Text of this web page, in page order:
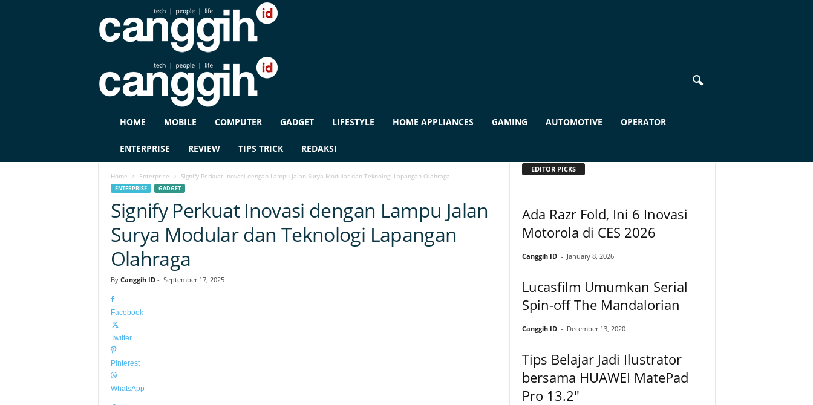
G
HOME MOBILE COMPUTER GADGET LIFESTYLE HOME APPLIANCES GAMING AUTOMOTIVE OPERATOR
ENTERPRISE REVIEW TIPS TRICK REDAKSI
Home Enterprise Signify Perkuat Inovasi dengan Lampu Jalan Surya Modular dan Teknologi Lapangan Olahraga
ENTERPRISE GADGET
Signify Perkuat Inovasi dengan Lampu Jalan
Surya Modular dan Teknologi Lapangan
Olahraga
By Canggih ID- September 17, 2025
Facebook
Twitter
Pinterest
WhatsApp
EDITOR PICKS
Ada Razr Fold, Ini 6 Inovasi
Motorola di CES 2026
Canggih ID - January 8, 2026
Lucasfilm Umumkan Serial
Spin-off The Mandalorian
Canggih ID - December 13, 2020
Tips Belajar Jadi Ilustrator
bersama HUAWEI MatePad
Pro 13.2″